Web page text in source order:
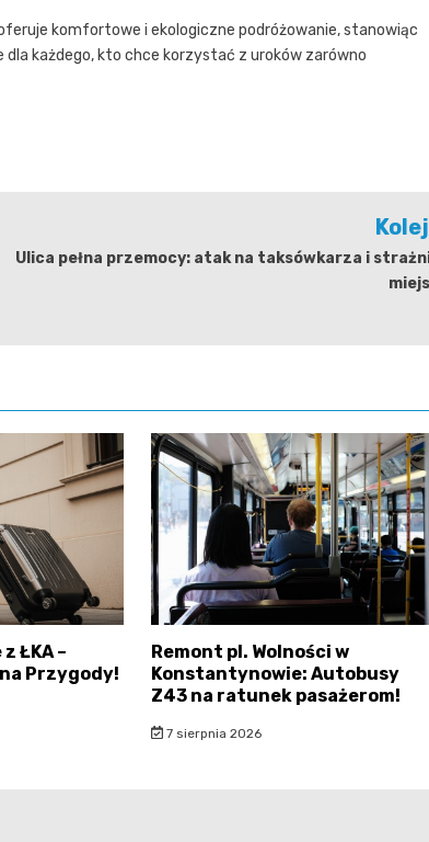
komfortowe i ekologiczne podróżowanie, stanowiąc
dla każdego, kto chce korzystać z uroków zarówno
Ulica pełna przemocy: atak na taksówkarza i
ŁKA –
Przygody!
Remont pl. Wolności w
Konstantynowie: Autobusy
Z43 na ratunek pasażerom!
7 sierpnia 2026